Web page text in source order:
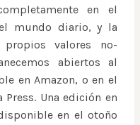
en el
mundo diario, y la
valores no-
abiertos al
en Amazon, o en el
Una edición en
en el otoño